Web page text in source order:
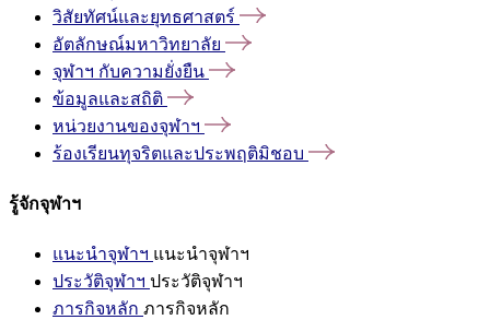
วิสัยทัศน์และยุทธศาสตร์
อัตลักษณ์มหาวิทยาลัย
จุฬาฯ กับความยั่งยืน
ข้อมูลและสถิติ
หน่วยงานของจุฬาฯ
ร้องเรียนทุจริตและประพฤติมิชอบ
รู้จักจุฬาฯ
แนะนำจุฬาฯ แนะนำจุฬาฯ
ประวัติจุฬาฯ ประวัติจุฬาฯ
ภารกิจหลัก ภารกิจหลัก